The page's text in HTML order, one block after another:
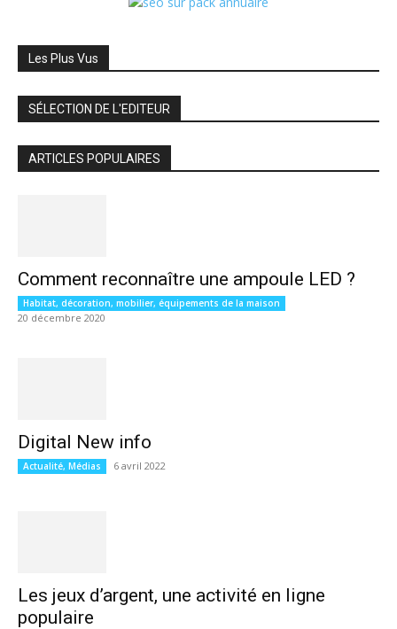
Les Plus Vus
SÉLECTION DE L'EDITEUR
ARTICLES POPULAIRES
Comment reconnaître une ampoule LED ?
Habitat, décoration, mobilier, équipements de la maison
20 décembre 2020
Digital New info
Actualité, Médias 6 avril 2022
Les jeux d’argent, une activité en ligne
populaire